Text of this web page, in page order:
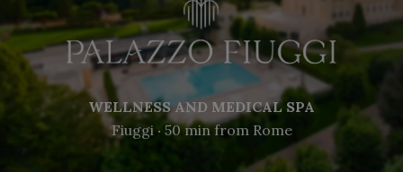
WELLNESS AND MEDICAL SPA
Fiuggi ‧ 50 min from Rome